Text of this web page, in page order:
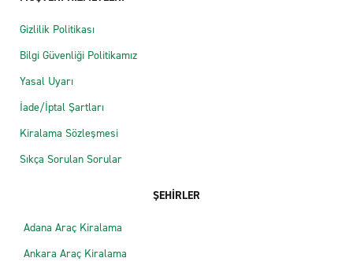
Gizlilik Politikası
Bilgi Güvenliği Politikamız
Yasal Uyarı
İade/İptal Şartları
Kiralama Sözleşmesi
Sıkça Sorulan Sorular
ŞEHİRLER
Adana Araç Kiralama
Ankara Araç Kiralama